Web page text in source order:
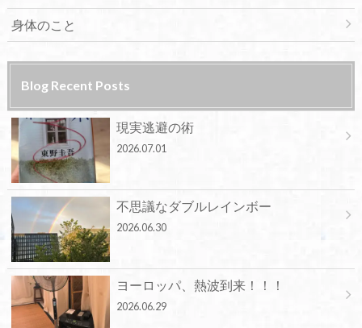
身体のこと
Blog Recent Posts
現実逃避の術
2026.07.01
不思議なダブルレインボー
2026.06.30
ヨーロッパ、熱波到来！！！
2026.06.29